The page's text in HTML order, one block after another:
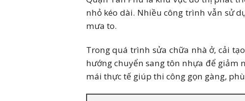
nhỏ kéo dài. Nhiều công trình vẫn sử
mưa to.
Trong quá trình sửa chữa nhà ở, cải
hướng chuyển sang tôn nhựa để giảm
mái thực tế giúp thi công gọn gàng,